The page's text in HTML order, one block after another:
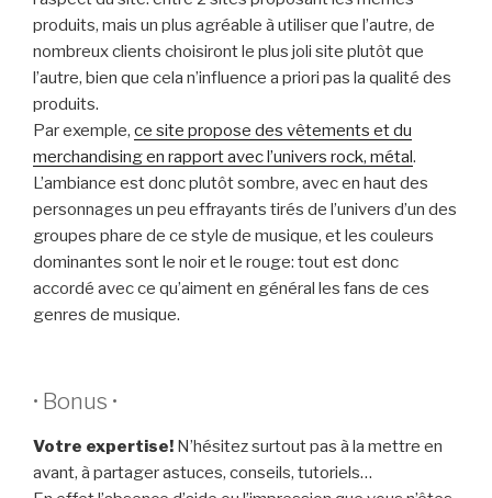
produits, mais un plus agréable à utiliser que l’autre, de
nombreux clients choisiront le plus joli site plutôt que
l’autre, bien que cela n’influence a priori pas la qualité des
produits.
Par exemple, ce site propose des vêtements et du
merchandising en rapport avec l’univers rock, métal .
L’ambiance est donc plutôt sombre, avec en haut des
personnages un peu effrayants tirés de l’univers d’un des
groupes phare de ce style de musique, et les couleurs
dominantes sont le noir et le rouge: tout est donc
accordé avec ce qu’aiment en général les fans de ces
genres de musique.
• Bonus •
Votre expertise! N’hésitez surtout pas à la mettre en
avant, à partager astuces, conseils, tutoriels…